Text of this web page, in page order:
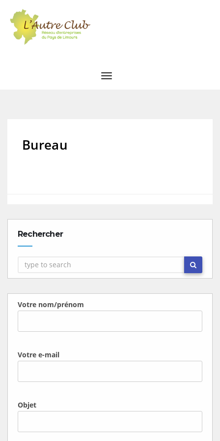
Bureau
Rechercher
Votre nom/prénom
Votre e-mail
Objet